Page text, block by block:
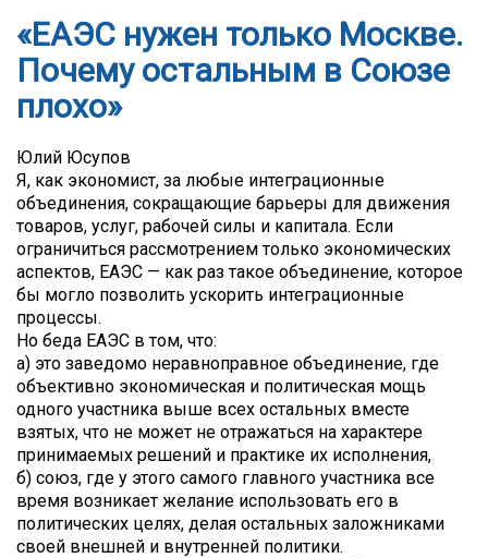
«ЕАЭС нужен только Москве.
Почему остальным в Союзе
плохо»
Юлий Юсупов
Я, как экономист, за любые интеграционные
объединения, сокращающие барьеры для движения
товаров, услуг, рабочей силы и капитала. Если
ограничиться рассмотрением только экономических
аспектов, ЕАЭС — как раз такое объединение, которое
бы могло позволить ускорить интеграционные
процессы.
Но беда ЕАЭС в том, что:
а) это заведомо неравноправное объединение, где
объективно экономическая и политическая мощь
одного участника выше всех остальных вместе
взятых, что не может не отражаться на характере
принимаемых решений и практике их исполнения,
б) союз, где у этого самого главного участника все
время возникает желание использовать его в
политических целях, делая остальных заложниками
своей внешней и внутренней политики.